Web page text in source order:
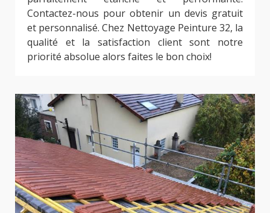
Contactez-nous pour obtenir un devis gratuit
et personnalisé. Chez Nettoyage Peinture 32, la
qualité et la satisfaction client sont notre
priorité absolue alors faites le bon choix!